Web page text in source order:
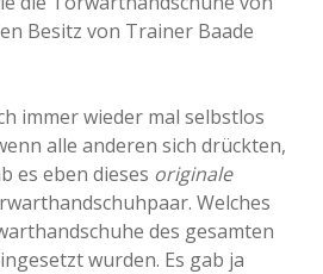
Besitz von Trainer Baade
immer wieder mal selbstlos
alle anderen sich drückten,
es eben dieses originale
Welches
des gesamten
wurden. Es gab ja